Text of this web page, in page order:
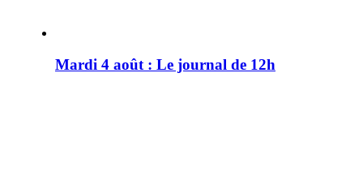
Mardi 4 août : Le journal de 12h